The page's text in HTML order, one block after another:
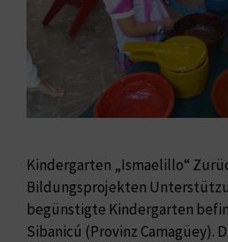
Kindergarten „Ismaelillo“
Bildungsprojekten
begünstigte Kindergarten
Sibanicú (Provinz Camagüey).